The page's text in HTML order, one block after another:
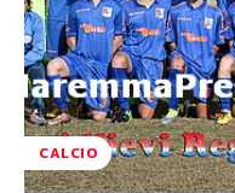
CALCIO